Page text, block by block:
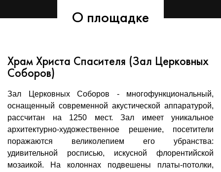
О площадке
Храм Христа Спасителя (Зал Церковных
Соборов)
Зал Церковных Соборов - многофункциональный,
оснащенный современной акустической аппаратурой,
рассчитан на 1250 мест. Зал имеет уникальное
архитектурно-художественное решение, посетители
поражаются великолепием его убранства:
удивительной росписью, искусной флорентийской
мозаикой. На колоннах подвешены платы-потолки,